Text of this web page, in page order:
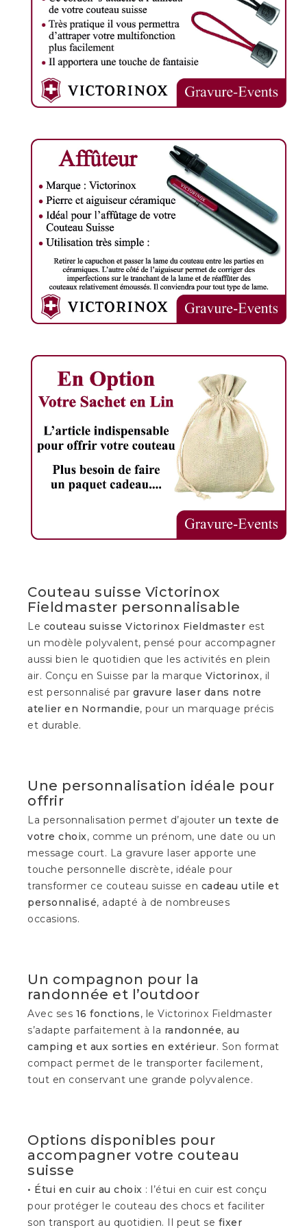
Couteau suisse Victorinox
Fieldmaster personnalisable
Le couteau suisse Victorinox Fieldmaster est
un modèle polyvalent, pensé pour accompagner
aussi bien le quotidien que les activités en plein
air. Conçu en Suisse par la marque Victorinox, il
est personnalisé par gravure laser dans notre
atelier en Normandie, pour un marquage précis
et durable.
Une personnalisation idéale pour
offrir
La personnalisation permet d’ajouter un texte de
votre choix, comme un prénom, une date ou un
message court. La gravure laser apporte une
touche personnelle discrète, idéale pour
transformer ce couteau suisse en cadeau utile et
personnalisé, adapté à de nombreuses
occasions.
Un compagnon pour la
randonnée et l’outdoor
Avec ses 16 fonctions, le Victorinox Fieldmaster
s’adapte parfaitement à la randonnée, au
camping et aux sorties en extérieur. Son format
compact permet de le transporter facilement,
tout en conservant une grande polyvalence.
Options disponibles pour
accompagner votre couteau
suisse
• Étui en cuir au choix : l’étui en cuir est conçu
pour protéger le couteau des chocs et faciliter
son transport au quotidien. Il peut se fixer